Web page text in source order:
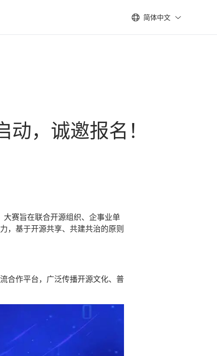
简体中文
，诚邀报名！
赛旨在联合开源组织、企事业单
，基于开源共享、共建共治的原则
合作平台，广泛传播开源文化、普